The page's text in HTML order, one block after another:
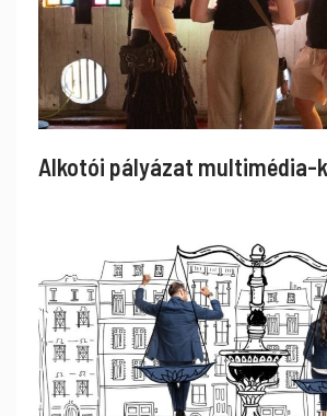
Alkotói pályázat multimédia-